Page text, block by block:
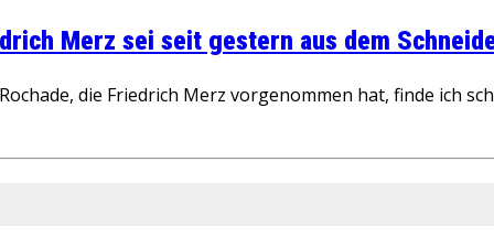
Merz sei seit gestern aus dem
die Friedrich Merz vorgenommen hat, finde ich